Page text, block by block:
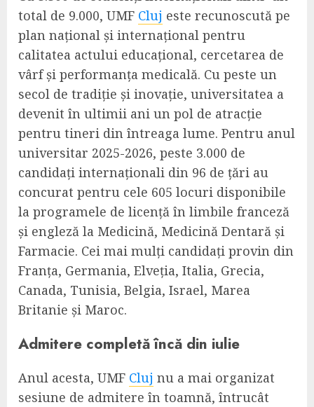
total de 9.000, UMF Cluj este recunoscută pe
plan național și internațional pentru
calitatea actului educațional, cercetarea de
vârf și performanța medicală. Cu peste un
secol de tradiție și inovație, universitatea a
devenit în ultimii ani un pol de atracție
pentru tineri din întreaga lume. Pentru anul
universitar 2025-2026, peste 3.000 de
candidați internaționali din 96 de țări au
concurat pentru cele 605 locuri disponibile
la programele de licență în limbile franceză
și engleză la Medicină, Medicină Dentară și
Farmacie. Cei mai mulți candidați provin din
Franța, Germania, Elveția, Italia, Grecia,
Canada, Tunisia, Belgia, Israel, Marea
Britanie și Maroc.
Admitere completă încă din iulie
Anul acesta, UMF Cluj nu a mai organizat
sesiune de admitere în toamnă, întrucât